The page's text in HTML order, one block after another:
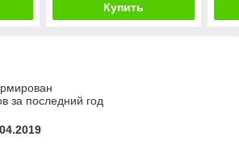
Купить
за последний год